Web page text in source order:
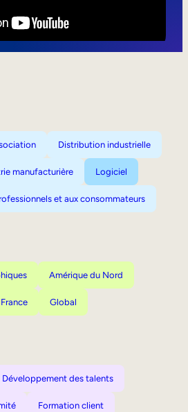
Distribution industrielle
manufacturière Logiciel
et aux consommateurs
Amérique du Nord
Global
Développement des talents
Formation client